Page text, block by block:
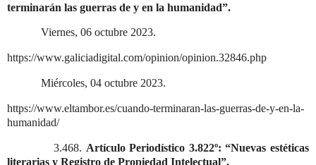
terminarán las guerras de y en la humanidad”.
Viernes, 06 octubre 2023.
https://www.galiciadigital.com/opinion/opinion.32846.php
Miércoles, 04 octubre 2023.
https://www.eltambor.es/cuando-terminaran-las-guerras-de-y-en-la-
humanidad/
3.468. Artículo Periodístico 3.822º: “Nuevas estéticas
literarias y Registro de Propiedad Intelectual”.